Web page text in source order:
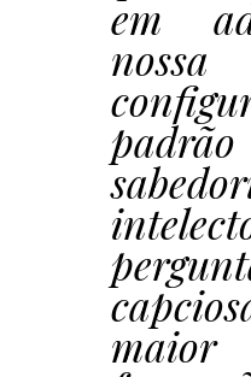
em
nossa